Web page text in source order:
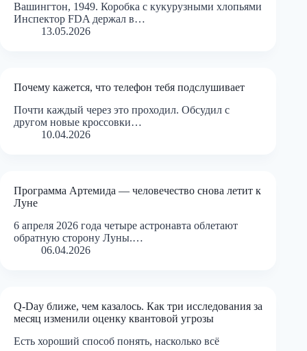
Вашингтон, 1949. Коробка с кукурузными хлопьями
Инспектор FDA держал в…
13.05.2026
Почему кажется, что телефон тебя подслушивает
Почти каждый через это проходил. Обсудил с
другом новые кроссовки…
10.04.2026
Программа Артемида — человечество снова летит к
Луне
6 апреля 2026 года четыре астронавта облетают
обратную сторону Луны.…
06.04.2026
Q-Day ближе, чем казалось. Как три исследования за
месяц изменили оценку квантовой угрозы
Есть хороший способ понять, насколько всё